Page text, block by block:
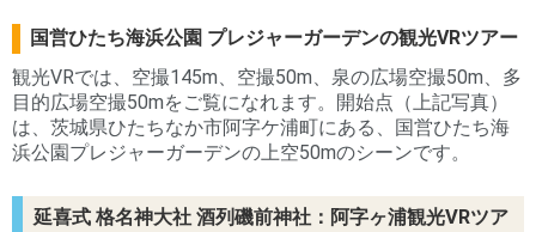
国営ひたち海浜公園 プレジャーガーデンの観光VRツアー
観光VRでは、空撮145m、空撮50m、泉の広場空撮50m、多
目的広場空撮50mをご覧になれます。開始点（上記写真）
は、茨城県ひたちなか市阿字ケ浦町にある、国営ひたち海
浜公園プレジャーガーデンの上空50mのシーンです。
延喜式 格名神大社 酒列磯前神社：阿字ヶ浦観光VRツア